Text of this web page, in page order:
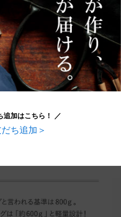
追加はこちら！ ／
ち追加＞